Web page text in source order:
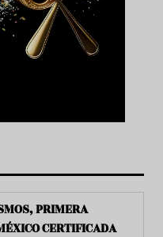
PRIMERA
CERTIFICADA